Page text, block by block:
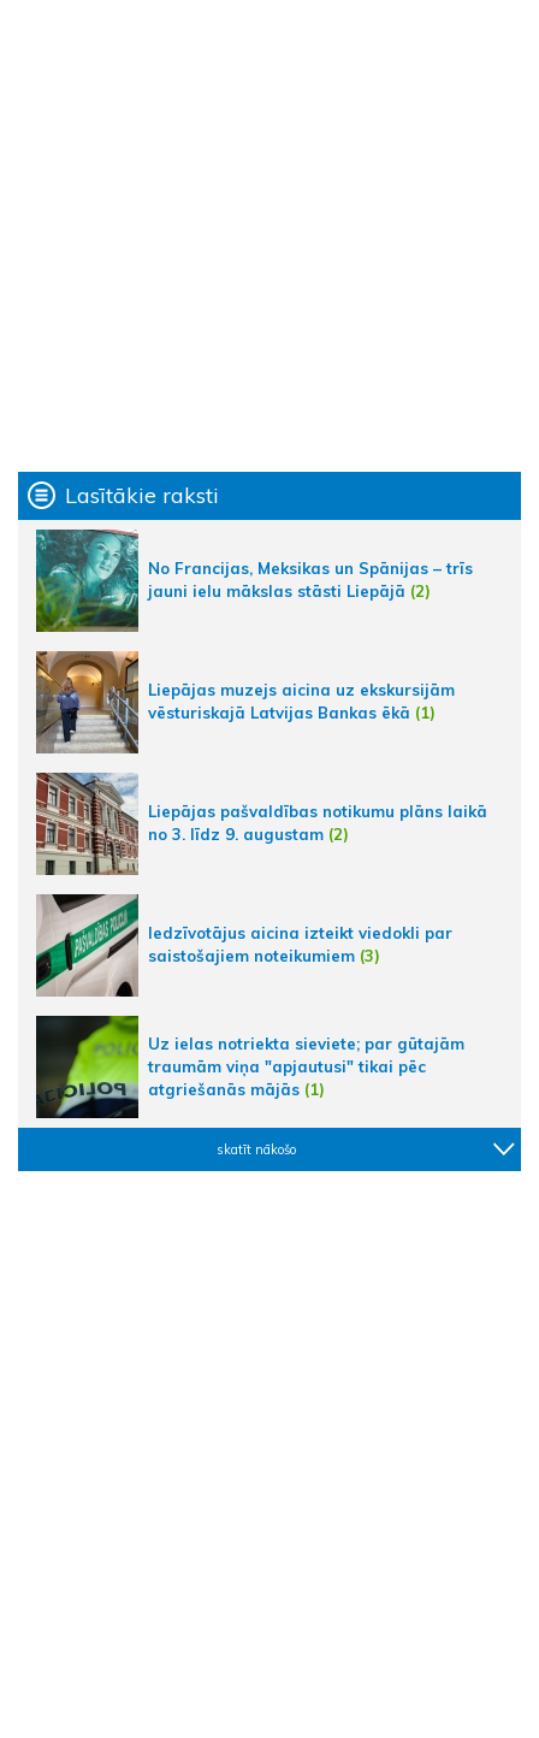
Lasītākie raksti
No Francijas, Meksikas un Spānijas – trīs
jauni ielu mākslas stāsti Liepājā (2)
Liepājas muzejs aicina uz ekskursijām
vēsturiskajā Latvijas Bankas ēkā (1)
Liepājas pašvaldības notikumu plāns laikā
no 3. līdz 9. augustam (2)
Iedzīvotājus aicina izteikt viedokli par
saistošajiem noteikumiem (3)
Uz ielas notriekta sieviete; par gūtajām
traumām viņa "apjautusi" tikai pēc
atgriešanās mājās (1)
skatīt nākošo